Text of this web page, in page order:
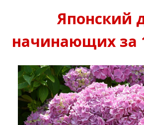
Японский
начинающих за